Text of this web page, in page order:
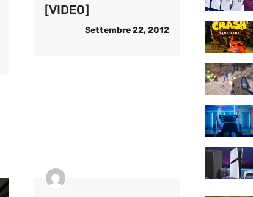
[VIDEO]
Settembre 22, 2012